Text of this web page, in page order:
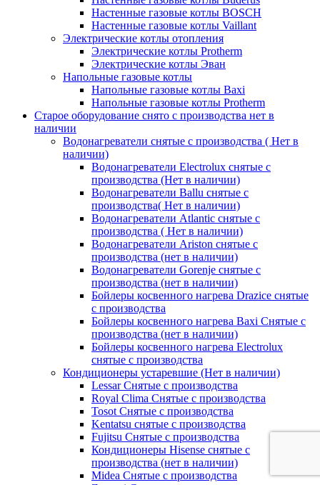
Настенные газовые котлы BOSCH
Настенные газовые котлы Vaillant
Электрические котлы отопления
Электрические котлы Protherm
Электрические котлы Эван
Напольные газовые котлы
Напольные газовые котлы Baxi
Напольные газовые котлы Protherm
Старое оборудование снято с производства нет в
наличии
Водонагреватели снятые с производства ( Нет в
наличии)
Водонагреватели Electrolux снятые с
производства (Нет в наличии)
Водонагреватели Ballu снятые с
производства( Нет в наличии)
Водонагреватели Atlantic снятые с
производства ( Нет в наличии)
Водонагреватели Ariston снятые с
производства (нет в наличии)
Водонагреватели Gorenje снятые с
производства (нет в наличии)
Бойлеры косвенного нагрева Drazice снятые
с производства
Бойлеры косвенного нагрева Baxi Снятые с
производства (нет в наличии)
Бойлеры косвенного нагрева Electrolux
снятые с производства
Кондиционеры устаревшие (Нет в наличии)
Lessar Снятые с производства
Royal Clima Снятые с производства
Tosot Снятые с производства
Kentatsu снятые с производства
Fujitsu Снятые с производства
Кондиционеры Hisense снятые с
производства (нет в наличии)
Midea Снятые с производства